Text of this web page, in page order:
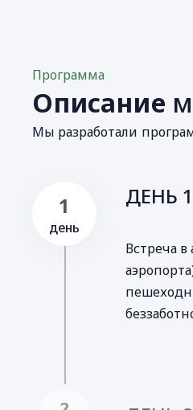
Программа
Описание
Мы разработали
1
день
ДЕНЬ
Встреча в